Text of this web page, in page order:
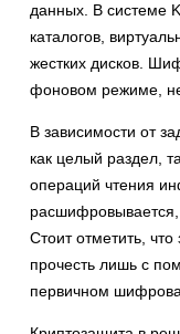
данных. В системе
каталогов,
жестких дисков.
фоновом режиме, не
В зависимости от
как целый раздел,
операций чтения
Стоит отметить,
прочесть лишь с
первичном